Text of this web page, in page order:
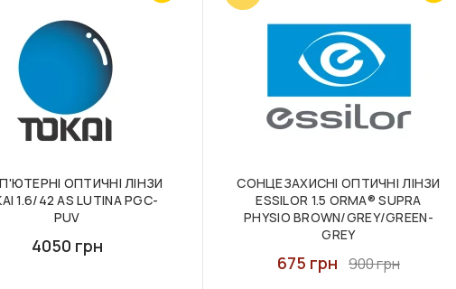
ОПТИЧНІ ЛІНЗИ
1.6/42 AS LUTINA PGC-
PUV
4050 грн
СОНЦЕЗАХИСНІ ОПТИЧНІ ЛІНЗИ
ESSILOR 1.5 ORMA® SUPRA
PHYSIO BROWN/GREY/GREEN-
GREY
675 грн 900 грн